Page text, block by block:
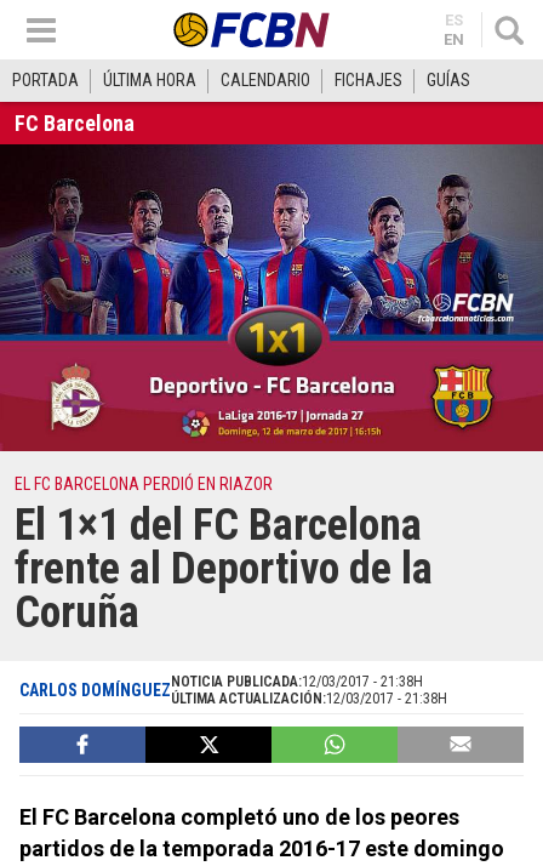
ES
EN
PORTADA ÚLTIMA HORA CALENDARIO FICHAJES GUÍAS
FC Barcelona
EL FC BARCELONA PERDIÓ EN RIAZOR
El 1×1 del FC Barcelona
frente al Deportivo de la
Coruña
CARLOS DOMÍNGUEZ NOTICIA PUBLICADA:12/03/2017 - 21:38H
ÚLTIMA ACTUALIZACIÓN:12/03/2017 - 21:38H
El FC Barcelona completó uno de los peores
partidos de la temporada 2016-17 este domingo